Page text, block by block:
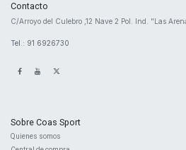
Contacto
​C/Arroyo del Culebro ,12 Nave 2 ​Pol. Ind. "Las
Tel.: 91 6926730
Sobre Coas Sport
Quienes ​somos